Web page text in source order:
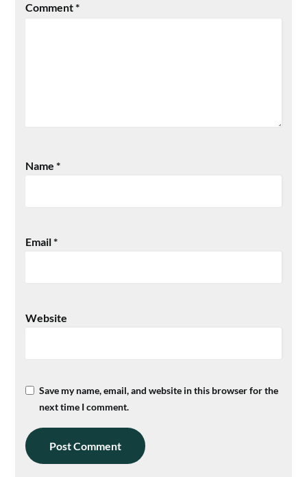
Comment*
Name*
Email*
Website
Save my name, email, and website in this browser for the
next time I comment.